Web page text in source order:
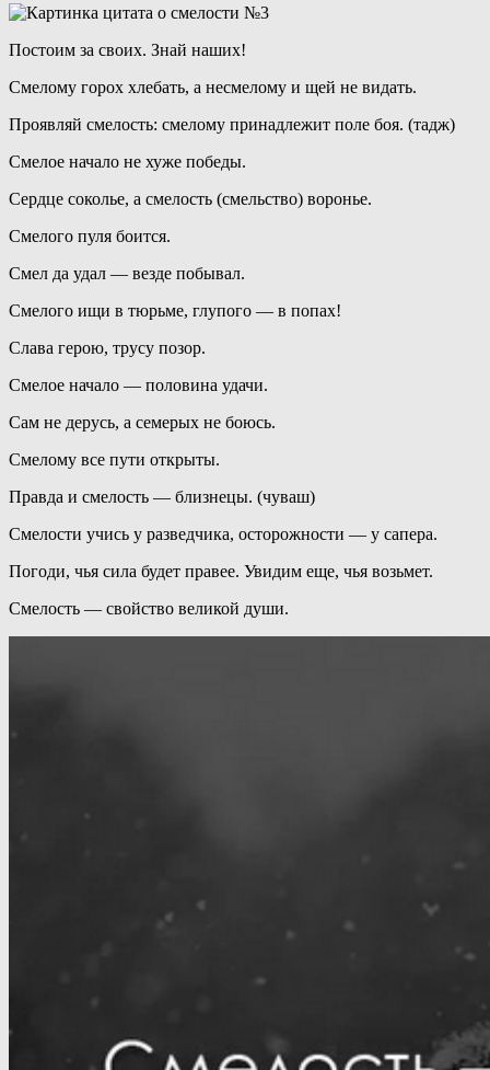
Постоим за своих. Знай наших!
Смелому горох хлебать, а несмелому и щей не видать.
Проявляй смелость: смелому принадлежит поле боя. (тадж)
Смелое начало не хуже победы.
Сердце соколье, а смелость (смельство) воронье.
Смелого пуля боится.
Смел да удал — везде побывал.
Смелого ищи в тюрьме, глупого — в попах!
Слава герою, трусу позор.
Смелое начало — половина удачи.
Сам не дерусь, а семерых не боюсь.
Смелому все пути открыты.
Правда и смелость — близнецы. (чуваш)
Смелости учись у разведчика, осторожности — у сапера.
Погоди, чья сила будет правее. Увидим еще, чья возьмет.
Смелость — свойство великой души.